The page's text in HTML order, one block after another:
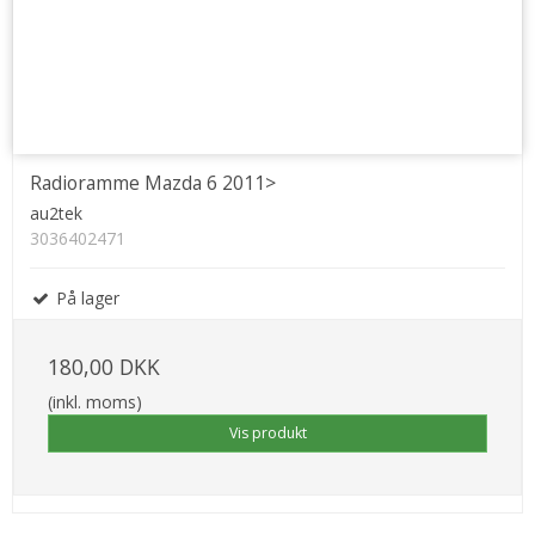
Radioramme Mazda 6 2011>
au2tek
3036402471
På lager
180,00 DKK
(inkl. moms)
Vis produkt